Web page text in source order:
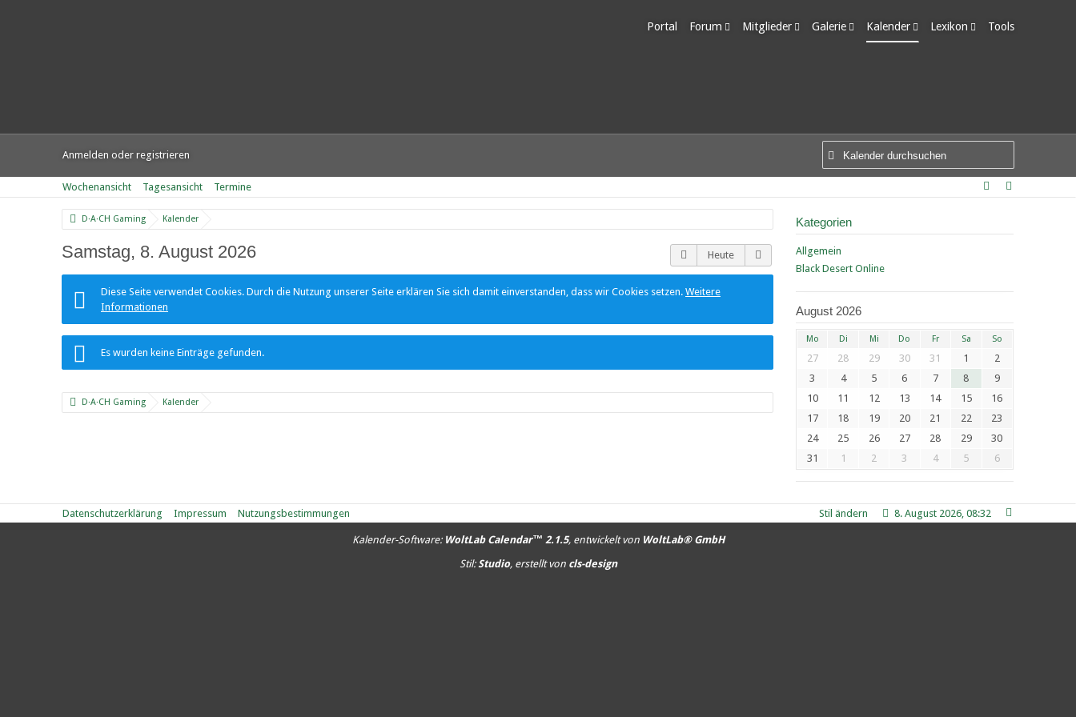
Anmelden oder registrieren
Portal Forum Mitglieder Galerie Kalender Lexikon Tools
Wochenansicht Tagesansicht Termine
D·A·CH Gaming Kalender
Samstag, 8. August 2026 Heute
Diese Seite verwendet Cookies. Durch die Nutzung unserer Seite erklären Sie sich damit einverstanden, dass wir Cookies setzen. Weitere
Informationen
Es wurden keine Einträge gefunden.
D·A·CH Gaming Kalender
Kategorien
Allgemein
Black Desert Online
August 2026
Mo Di Mi Do Fr Sa So
27 28 29 30 31 1
2
3
4 5 6 7 8
9
10
11 12 13 14 15
16
17
18 19 20 21 22
23
24
25 26 27 28 29
30
31
1 2 3 4 5 6
Datenschutzerklärung Impressum Nutzungsbestimmungen 8. August 2026, 08:32
Stil ändern
Kalender-Software: WoltLab Calendar™ 2.1.5, entwickelt von WoltLab® GmbH
Stil:Studio, erstellt von cls-design